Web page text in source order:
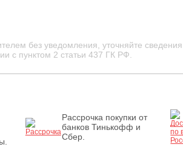
без уведомления, уточняйте
с пунктом 2 статьи 437 ГК РФ.
Рассрочка покупки от
банков Тинькофф и
Сбер.